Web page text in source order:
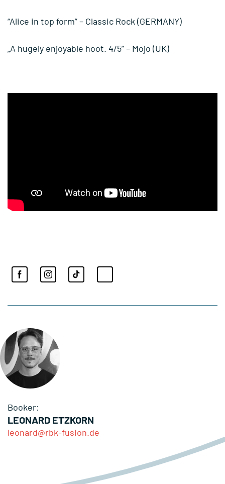
“Alice in top form” – Classic Rock (GERMANY)
„A hugely enjoyable hoot. 4/5” – Mojo (UK)
Booker:
LEONARD ETZKORN
leonard@rbk-fusion.de